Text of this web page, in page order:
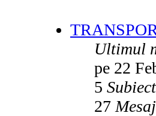
Ultimul
pe 22
5
27